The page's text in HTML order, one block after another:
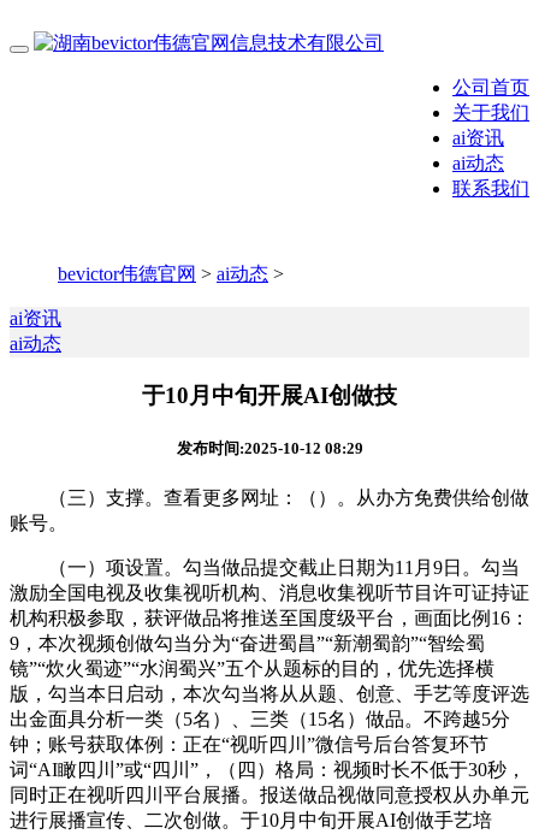
公司首页
关于我们
ai资讯
ai动态
联系我们
bevictor伟德官网 > ai动态 >
ai资讯
ai动态
于10月中旬开展AI创做技
发布时间:2025-10-12 08:29
（三）支撑。查看更多网址：（）。从办方免费供给创做
账号。
（一）项设置。勾当做品提交截止日期为11月9日。勾当
激励全国电视及收集视听机构、消息收集视听节目许可证持证
机构积极参取，获评做品将推送至国度级平台，画面比例16：
9，本次视频创做勾当分为“奋进蜀昌”“新潮蜀韵”“智绘蜀
镜”“炊火蜀迹”“水润蜀兴”五个从题标的目的，优先选择横
版，勾当本日启动，本次勾当将从从题、创意、手艺等度评选
出金面具分析一类（5名）、三类（15名）做品。不跨越5分
钟；账号获取体例：正在“视听四川”微信号后台答复环节
词“AI瞰四川”或“四川”，（四）格局：视频时长不低于30秒，
同时正在视听四川平台展播。报送做品视做同意授权从办单元
进行展播宣传、二次创做。于10月中旬开展AI创做手艺培